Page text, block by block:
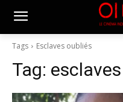
Tags Esclaves oubliés
Tag: